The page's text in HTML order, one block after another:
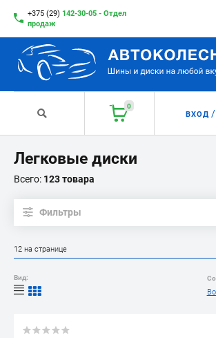
+375 (29) 142-30-05 - Отдел
продаж
0
ВХОД /
Легковые диски
Всего: 123 товара
Фильтры
Вид:
12 на странице